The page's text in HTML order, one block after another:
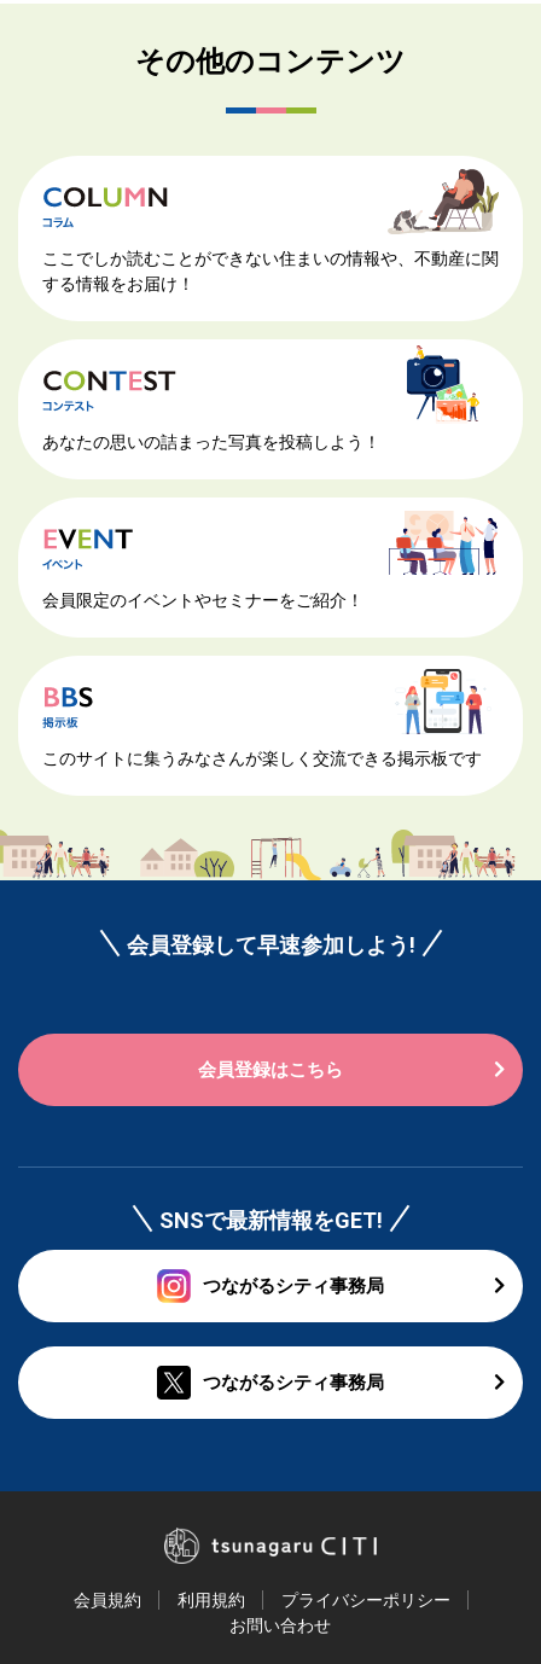
その他のコンテンツ
ここでしか読むことができない住まいの情報や、不動産に関
する情報をお届け！
あなたの思いの詰まった写真を投稿しよう！
会員限定のイベントやセミナーをご紹介！
このサイトに集うみなさんが楽しく交流できる掲示板です
会員登録して早速参加しよう!
会員登録はこちら
SNSで最新情報をGET!
つながるシティ事務局
つながるシティ事務局
会員規約 利用規約
プライバシーポリシー
お問い合わせ